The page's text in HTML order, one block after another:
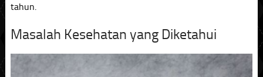
tahun.
Masalah Kesehatan yang Diketahui